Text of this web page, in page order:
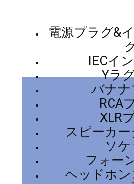
電源プラグ&
IECイ
Yラ
バナ
RCA
XLR
スピーカ
ソケ
フォー
ヘッドホ